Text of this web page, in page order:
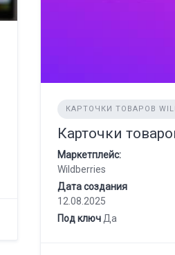
КАРТОЧКИ ТОВАРОВ
Карточки
Маркетплейс:
Wildberries
Дата создания
12.08.2025
Под ключ Да